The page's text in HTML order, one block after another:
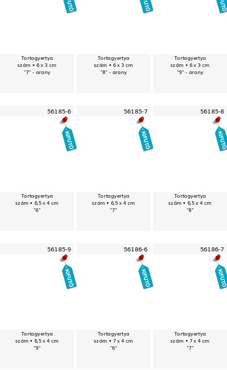
Tortagyertya
szám • 6 x 3 cm
"7" - arany
Tortagyertya
szám • 6 x 3 cm
"8" - arany
Tortagyertya
szám • 6 x 3 cm
"9" - arany
56185-6
Tortagyertya
szám • 6,5 x 4 cm
"6"
56185-7
Tortagyertya
szám • 6,5 x 4 cm
"7"
56185-8
Tortagyertya
szám • 6,5 x 4 cm
"8"
56185-9
Tortagyertya
szám • 6,5 x 4 cm
"9"
56186-6
Tortagyertya
szám • 7 x 4 cm
"6"
56186-7
Tortagyertya
szám • 7 x 4 cm
"7"